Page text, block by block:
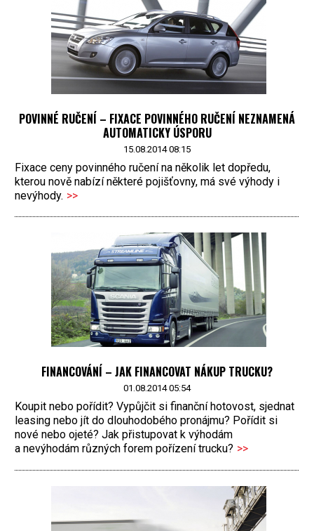
POVINNÉ RUČENÍ – FIXACE POVINNÉHO RUČENÍ NEZNAMENÁ
AUTOMATICKY ÚSPORU
15.08.2014 08:15
Fixace ceny povinného ručení na několik let dopředu,
kterou nově nabízí některé pojišťovny, má své výhody i
nevýhody. >>
FINANCOVÁNÍ – JAK FINANCOVAT NÁKUP TRUCKU?
01.08.2014 05:54
Koupit nebo pořídit? Vypůjčit si finanční hotovost, sjednat
leasing nebo jít do dlouhodobého pronájmu? Pořídit si
nové nebo ojeté? Jak přistupovat k výhodám
a nevýhodám různých forem pořízení trucku? >>